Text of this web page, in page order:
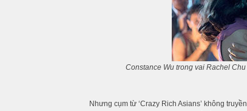
Constance Wu trong vai Rachel
Nhưng cụm từ ‘Crazy Rich Asians’ không